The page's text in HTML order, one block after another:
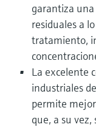
garantiza
residuales a
tratamiento,
La excelente
industriales
permite
que, a su